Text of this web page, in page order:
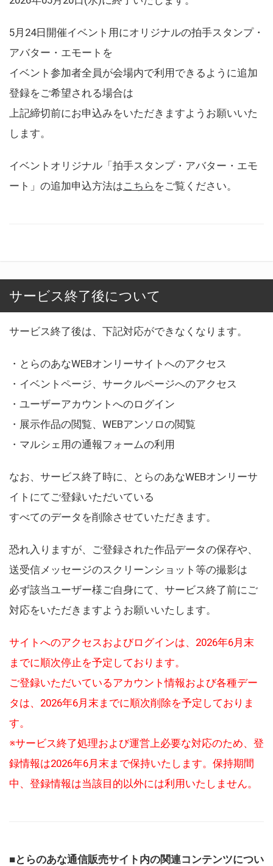
5月24日開催イベント用にオリジナルの拍手スタンプ・
アバター・エモートを
イベント参加者全員が会場内で利用できるように追加
登録をご希望される場合は
上記締切前にお申込みをいただきますようお願いいた
します。
イベントオリジナル「拍手スタンプ・アバター・エモ
ート」の追加申込方法はこちら をご覧ください。
サービス終了後について
サービス終了後は、下記対応ができなくなります。
・とらのあなWEBオンリーサイトへのアクセス
・イベントページ、サークルページへのアクセス
・ユーザーアカウントへのログイン
・展示作品の閲覧、WEBアンソロの閲覧
・マルシェ用の通報フォームの利用
なお、サービス終了時に、とらのあなWEBオンリーサ
イトにてご登録いただいている
すべてのデータを削除させていただきます。
恐れ入りますが、ご登録された作品データの保存や、
送受信メッセージのスクリーンショット等の撮影は
必ず該当ユーザー様ご自身にて、サービス終了前にご
対応をいただきますようお願いいたします。
サイトへのアクセスおよびログインは、2026年6月末
までに順次停止を予定しております。
ご登録いただいているアカウント情報および各種デー
タは、2026年6月末までに順次削除を予定しておりま
す。
※サービス終了処理および運営上必要な対応のため、登
録情報は2026年6月末まで保持いたします。保持期間
中、登録情報は当該目的以外には利用いたしません。
■とらのあな通信販売サイト内の関連コンテンツについ